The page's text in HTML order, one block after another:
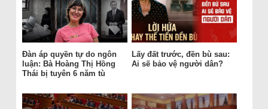
Đàn áp quyền tự do ngôn
luận: Bà Hoàng Thị Hồng
Thái bị tuyên 6 năm tù
Lấy đất trước, đền bù sau:
Ai sẽ bảo vệ người dân?